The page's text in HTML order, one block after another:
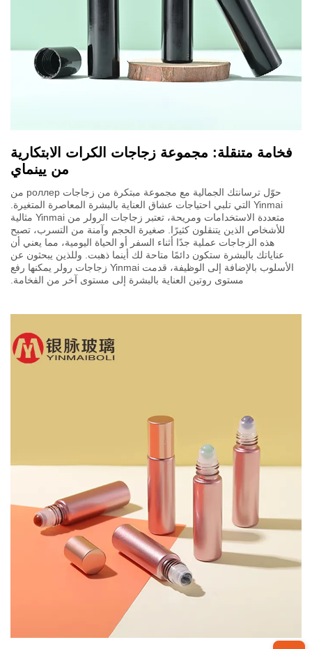
فخامة متنقلة: مجموعة زجاجات الكرات الابتكارية
من يينماي
حوّل ترسانتك الجمالية مع مجموعة مبتكرة من زجاجات роллер من
Yinmai التي تلبي احتياجات عشاق العناية بالبشرة المعاصرة المتغيرة.
متعددة الاستخدامات ومريحة، تعتبر زجاجات الرولر من Yinmai مثالية
للأشخاص الذين يتنقلون كثيرًا. صغيرة الحجم وآمنة من التسرب، تصبح
هذه الزجاجات عملية جدًا أثناء السفر أو الحياة اليومية، مما يعني أن
عناياتك بالبشرة ستكون دائمًا متاحة لك أينما ذهبت. وللذين يبحثون عن
الأسلوب بالإضافة إلى الوظيفة، قدمت Yinmai زجاجات رولر يمكنها رفع
مستوى روتين العناية بالبشرة إلى مستوى آخر من الفخامة.